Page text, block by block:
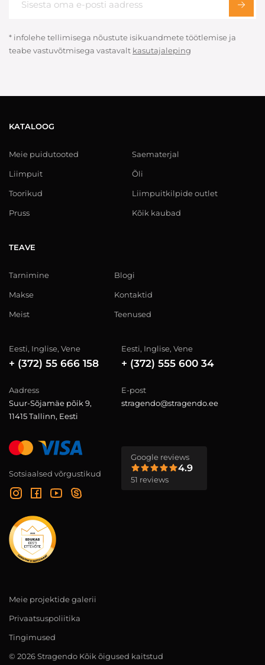
* infolehe tellimisega nõustute isikuandmete töötlemise ja
teabe vastuvõtmisega vastavalt kasutajaleping
KATALOOG
Meie puidutooted
Liimpuit
Toorikud
Pruss
Saematerjal
Õli
Liimpuitkilpide outlet
Kõik kaubad
TEAVE
Tarnimine
Makse
Meist
Blogi
Kontaktid
Teenused
Eesti, Inglise, Vene
+ (372) 55 666 158
Eesti, Inglise, Vene
+ (372) 555 600 34
Aadress
Suur-Sõjamäe põik 9,
11415 Tallinn, Eesti
E-post
stragendo@stragendo.ee
Sotsiaalsed võrgustikud
Google reviews
4.9
51 reviews
Meie projektide galerii
Privaatsuspoliitika
Tingimused
© 2026 Stragendo Kõik õigused kaitstud